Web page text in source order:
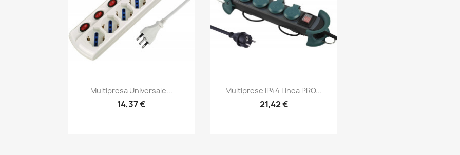
Snabbvy
Multipresa Universale...
14,37 €
Snabbvy
Multiprese IP44 Linea PRO...
21,42 €